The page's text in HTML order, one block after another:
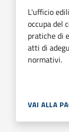
L'ufficio
occupa del
pratiche di
atti di
normativi.
VAI ALLA